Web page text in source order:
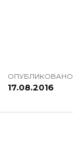
ОПУБЛИКОВАНО
17.08.2016